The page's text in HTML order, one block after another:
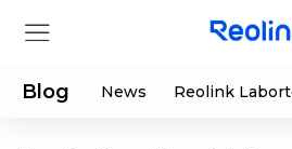
Blog News Reolink